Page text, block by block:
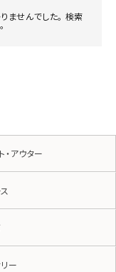
ませんでした。 検索
・アウター
ー